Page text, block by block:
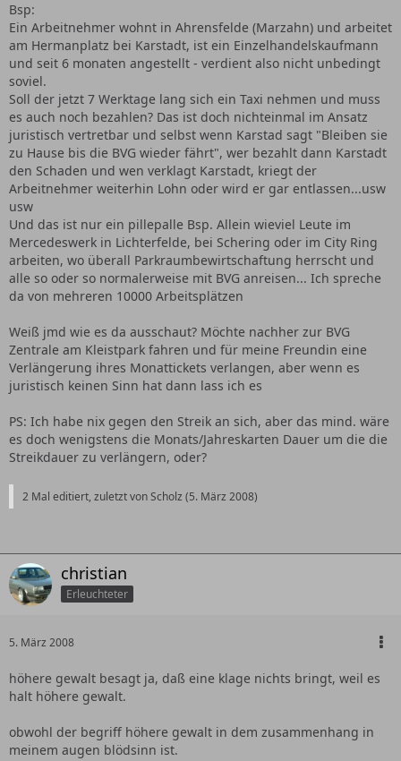
Bsp:
Ein Arbeitnehmer wohnt in Ahrensfelde (Marzahn) und arbeitet
am Hermanplatz bei Karstadt, ist ein Einzelhandelskaufmann
und seit 6 monaten angestellt - verdient also nicht unbedingt
soviel.
Soll der jetzt 7 Werktage lang sich ein Taxi nehmen und muss
es auch noch bezahlen? Das ist doch nichteinmal im Ansatz
juristisch vertretbar und selbst wenn Karstad sagt "Bleiben sie
zu Hause bis die BVG wieder fährt", wer bezahlt dann Karstadt
den Schaden und wen verklagt Karstadt, kriegt der
Arbeitnehmer weiterhin Lohn oder wird er gar entlassen...usw
usw
Und das ist nur ein pillepalle Bsp. Allein wieviel Leute im
Mercedeswerk in Lichterfelde, bei Schering oder im City Ring
arbeiten, wo überall Parkraumbewirtschaftung herrscht und
alle so oder so normalerweise mit BVG anreisen... Ich spreche
da von mehreren 10000 Arbeitsplätzen
Weiß jmd wie es da ausschaut? Möchte nachher zur BVG
Zentrale am Kleistpark fahren und für meine Freundin eine
Verlängerung ihres Monattickets verlangen, aber wenn es
juristisch keinen Sinn hat dann lass ich es
PS: Ich habe nix gegen den Streik an sich, aber das mind. wäre
es doch wenigstens die Monats/Jahreskarten Dauer um die die
Streikdauer zu verlängern, oder?
2 Mal editiert, zuletzt von Scholz (5. März 2008)
christian
Erleuchteter
5. März 2008
höhere gewalt besagt ja, daß eine klage nichts bringt, weil es
halt höhere gewalt.
obwohl der begriff höhere gewalt in dem zusammenhang in
meinem augen blödsinn ist.